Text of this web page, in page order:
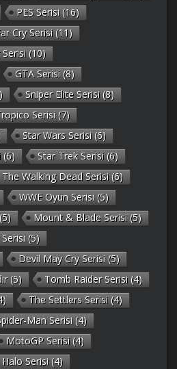
PES Serisi (16)
Cry Serisi (11)
(10)
GTA Serisi (8)
Sniper Elite Serisi (8)
Serisi (7)
Star Wars Serisi (6)
(6) Star Trek Serisi (6)
The Walking Dead Serisi (6)
WWE Oyun Serisi (5)
(5) Mount & Blade Serisi (5)
(5)
Devil May Cry Serisi (5)
(5) Tomb Raider Serisi (4)
The Settlers Serisi (4)
Man Serisi (4)
MotoGP Serisi (4)
Halo Serisi (4)